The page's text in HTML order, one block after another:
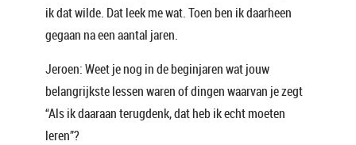
ik dat wilde. Dat leek me wat. Toen ben ik daarheen
gegaan na een aantal jaren.
Jeroen: Weet je nog in de beginjaren wat jouw
belangrijkste lessen waren of dingen waarvan je zegt
“Als ik daaraan terugdenk, dat heb ik echt moeten
leren”?